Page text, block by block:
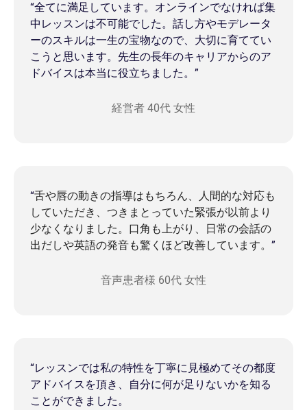
“全てに満足しています。オンラインでなければ集
中レッスンは不可能でした。話し方やモデレータ
ーのスキルは一生の宝物なので、大切に育ててい
こうと思います。先生の長年のキャリアからのア
ドバイスは本当に役立ちました。”
経営者 40代 女性
“舌や唇の動きの指導はもちろん、人間的な対応も
していただき、つきまとっていた緊張が以前より
少なくなりました。口角も上がり、日常の会話の
出だしや英語の発音も驚くほど改善しています。 ”
音声患者様 60代 女性
“レッスンでは私の特性を丁寧に見極めてその都度
アドバイスを頂き、自分に何が足りないかを知る
ことができました。